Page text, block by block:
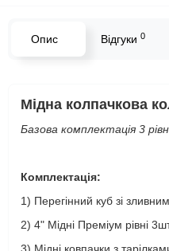
Опис Відгуки 0
Мідна колпачкова
Базова комплектація 3
Комплектація:
1) Перегінний куб зі
2) 4" Мідні Преміум рівні